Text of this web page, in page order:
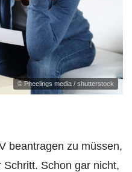
© Pheelings media / shutterstock
beantragen zu müssen,
Schon gar nicht,